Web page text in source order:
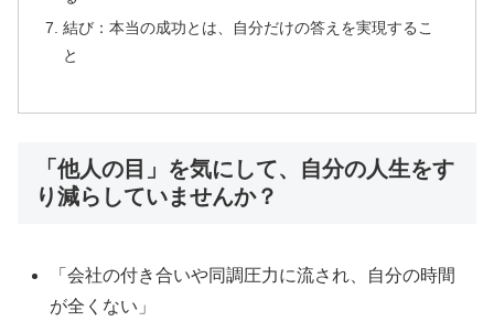
結び：本当の成功とは、自分だけの答えを実現するこ
と
「他人の目」を気にして、自分の人生をす
り減らしていませんか？
「会社の付き合いや同調圧力に流され、自分の時間
が全くない」